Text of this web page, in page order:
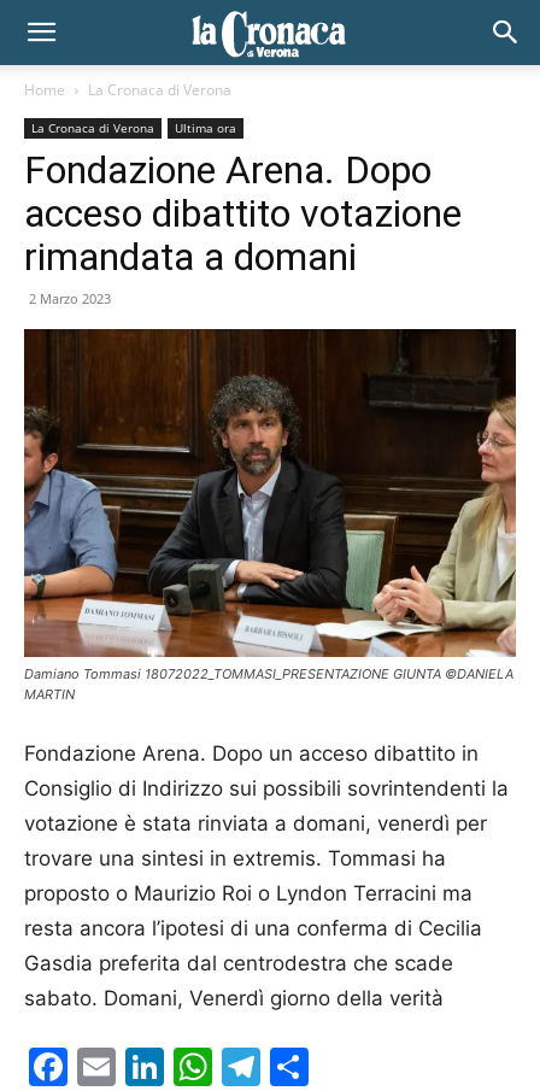
Home La Cronaca di Verona
La Cronaca di Verona Ultima ora
Fondazione Arena. Dopo
acceso dibattito votazione
rimandata a domani
2 Marzo 2023
Damiano Tommasi 18072022_TOMMASI_PRESENTAZIONE GIUNTA ©DANIELA
MARTIN
Fondazione Arena. Dopo un acceso dibattito in
Consiglio di Indirizzo sui possibili sovrintendenti la
votazione è stata rinviata a domani, venerdì per
trovare una sintesi in extremis. Tommasi ha
proposto o Maurizio Roi o Lyndon Terracini ma
resta ancora l’ipotesi di una conferma di Cecilia
Gasdia preferita dal centrodestra che scade
sabato. Domani, Venerdì giorno della verità
Facebook
EmailLinkedIn
WhatsApp
Telegram